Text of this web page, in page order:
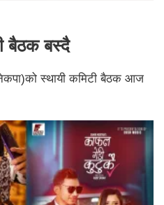
बैठक बस्दै
स्थायी कमिटी बैठक आज